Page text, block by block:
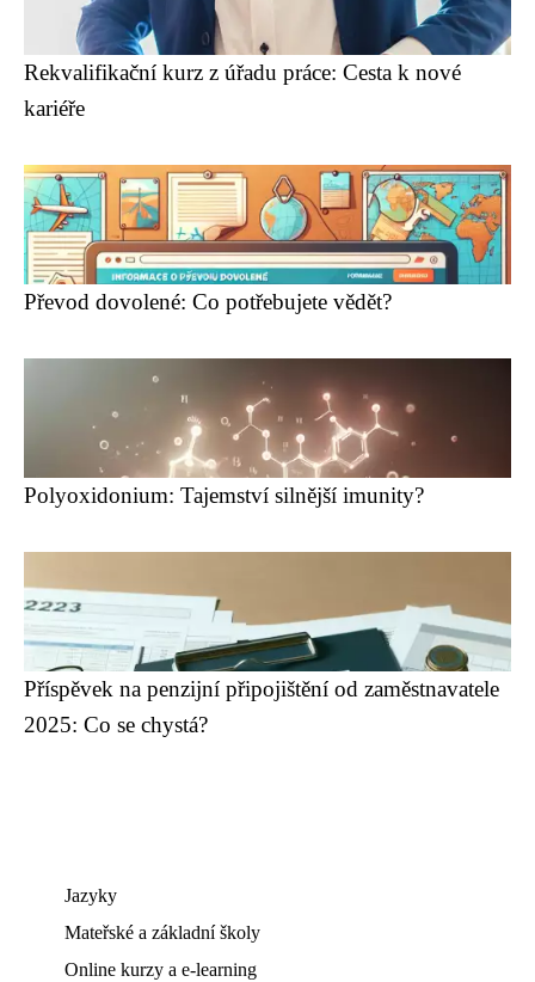
Rekvalifikační kurz z úřadu práce: Cesta k nové
kariéře
Převod dovolené: Co potřebujete vědět?
Polyoxidonium: Tajemství silnější imunity?
Příspěvek na penzijní připojištění od zaměstnavatele
2025: Co se chystá?
Jazyky
Mateřské a základní školy
Online kurzy a e-learning